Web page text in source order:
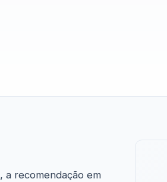
, a recomendação em